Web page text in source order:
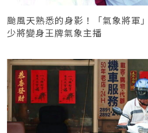
颱風天熟悉的身影！「氣象將軍
少將變身王牌氣象主播